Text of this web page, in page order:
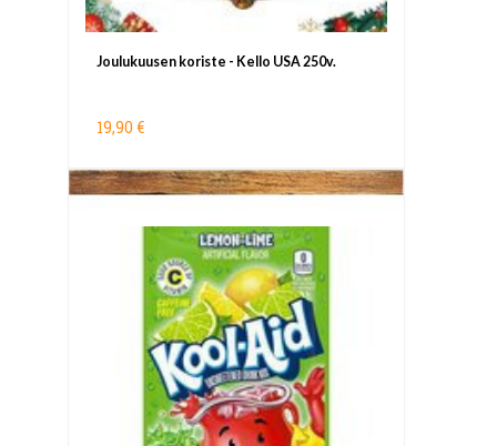
Joulukuusen koriste - Kello USA 250v.
19,90 €